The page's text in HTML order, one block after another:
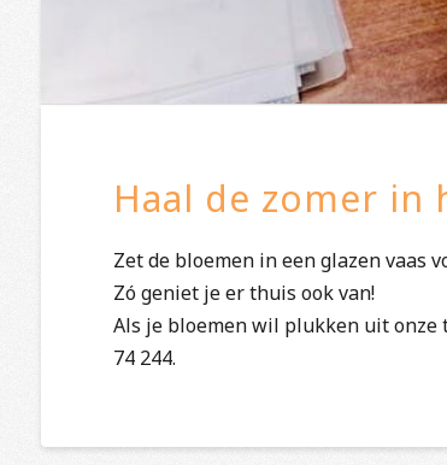
Haal de zomer in
Zet de bloemen in een glazen vaas
Zó geniet je er thuis ook van!
Als je bloemen wil plukken uit onze
74 244.